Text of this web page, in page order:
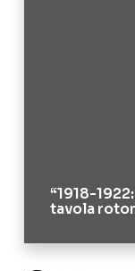
“1918-
tavola